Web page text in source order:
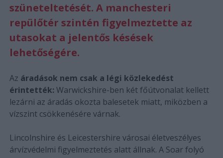
szüneteltetését. A manchesteri
repülőtér szintén figyelmeztette az
utasokat a jelentős késések
lehetőségére.
Az áradások nem csak a légi közlekedést
érintették: Warwickshire-ben két főútvonalat kellett
lezárni az áradás okozta balesetek miatt, miközben a
vízszint csökkenésére várnak.
Lincolnshire és Leicestershire városai életveszélyes
árvízvédelmi figyelmeztetés alatt állnak. A Soar folyó